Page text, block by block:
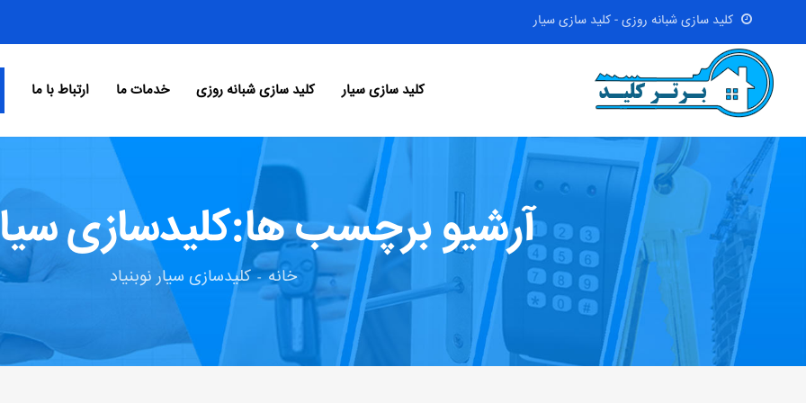
کلید سازی شبانه روزی - کلید سازی سیار
کلید سازی سیار کلید سازی شبانه روزی خدمات ما ارتباط با ما
آرشیو برچسب ها:کلیدسازی
خانه کلیدسازی سیار نوبنیاد